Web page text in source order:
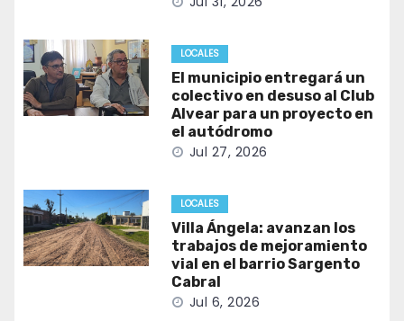
LOCALES
El municipio entregará un
colectivo en desuso al Club
Alvear para un proyecto en
el autódromo
Jul 27, 2026
LOCALES
Villa Ángela: avanzan los
trabajos de mejoramiento
vial en el barrio Sargento
Cabral
Jul 6, 2026